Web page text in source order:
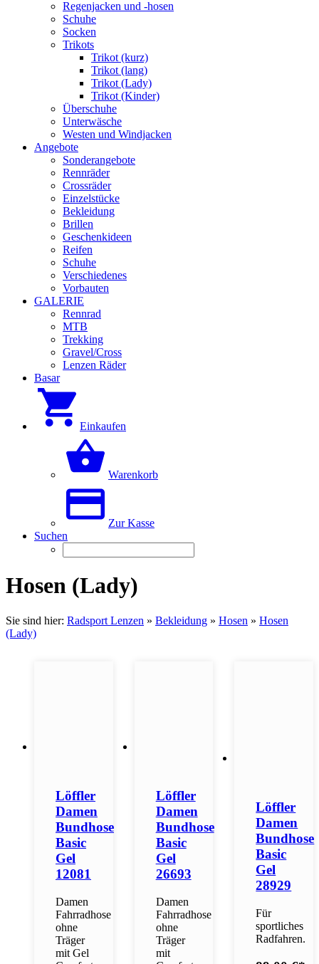
Regenjacken und -hosen
Schuhe
Socken
Trikots
Trikot (kurz)
Trikot (lang)
Trikot (Lady)
Trikot (Kinder)
Überschuhe
Unterwäsche
Westen und Windjacken
Angebote
Sonderangebote
Rennräder
Crossräder
Einzelstücke
Bekleidung
Brillen
Geschenkideen
Reifen
Schuhe
Verschiedenes
Vorbauten
GALERIE
Rennrad
MTB
Trekking
Gravel/Cross
Lenzen Räder
Basar
Einkaufen
Warenkorb
Zur Kasse
Suchen
Hosen (Lady)
Sie sind hier: Radsport Lenzen » Bekleidung » Hosen » Hosen
(Lady)
Löffler
Damen
Bundhose
Basic
Gel
12081
Damen
Fahrradhose
ohne
Träger
mit Gel
Löffler
Damen
Bundhose
Basic
Gel
26693
Damen
Fahrradhose
ohne
Träger
mit
Löffler
Damen
Bundhose
Basic
Gel
28929
Für
sportliches
Radfahren.